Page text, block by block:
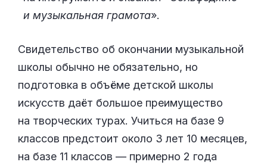
и музыкальная грамота».
Свидетельство об окончании музыкальной
школы обычно не обязательно, но
подготовка в объёме детской школы
искусств даёт большое преимущество
на творческих турах. Учиться на базе 9
классов предстоит около 3 лет 10 месяцев,
на базе 11 классов — примерно 2 года